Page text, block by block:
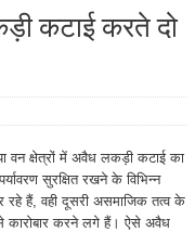
कटाई करते दो
वन क्षेत्रों में अवैध लकड़ी कटाई का
सुरक्षित रखने के विभिन्न
हैं, वही दूसरी असमाजिक तत्व के
करने लगे हैं। ऐसे अवैध